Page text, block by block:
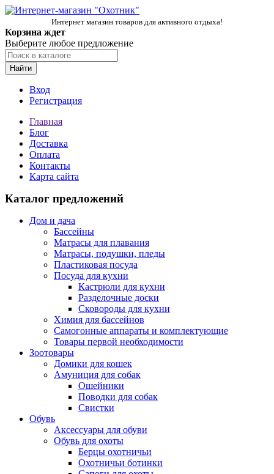
Интернет магазин товаров для активного отдыха!
Корзина ждет
Выберите любое предложение
Найти
Вход
Регистрация
Главная
Блог
Доставка
Оплата
Контакты
Карта сайта
Каталог предложений
Дом и дача
Бассейны
Матрасы для плавания
Матрасы, подушки, пледы
Пластиковая посуда
Посуда для кухни
Кастрюли для кухни
Разделочные доски
Сковороды для кухни
Химия для бассейнов
Самогонные аппараты и комплектующие
Товары первой необходимости
Зоотовары
Домики для кошек
Амуниция для собак
Ошейники
Поводки для собак
Свистки
Обувь
Аксессуары для обуви
Обувь для охоты
Берцы охотничьи
Охотничьи ботинки